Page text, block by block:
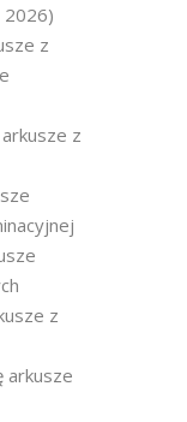
2026)
z
z
z
arkusze